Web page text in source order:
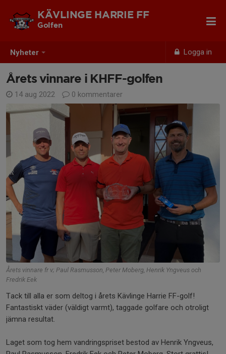
Nyheter Logga in
KÄVLINGE HARRIE FF
Golfen
Årets vinnare i KHFF-golfen
14 aug 2022 0 kommentarer
Årets vinnare fr v; Paul Rasmusson, Peter Moberg, Henrik Yngveus och
Fredrik Eek
Tack till alla er som deltog i årets Kävlinge Harrie FF-golf!
Fantastiskt väder (väldigt varmt), taggade golfare och otroligt
jämna resultat.
Laget som tog hem vandringspriset bestod av Henrik Yngveus,